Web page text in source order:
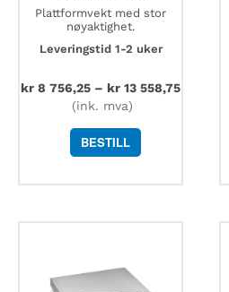
Plattformvekt med stor
nøyaktighet.
Leveringstid 1-2 uker
kr 8 756,25 – kr 13 558,75
(ink. mva)
BESTILL